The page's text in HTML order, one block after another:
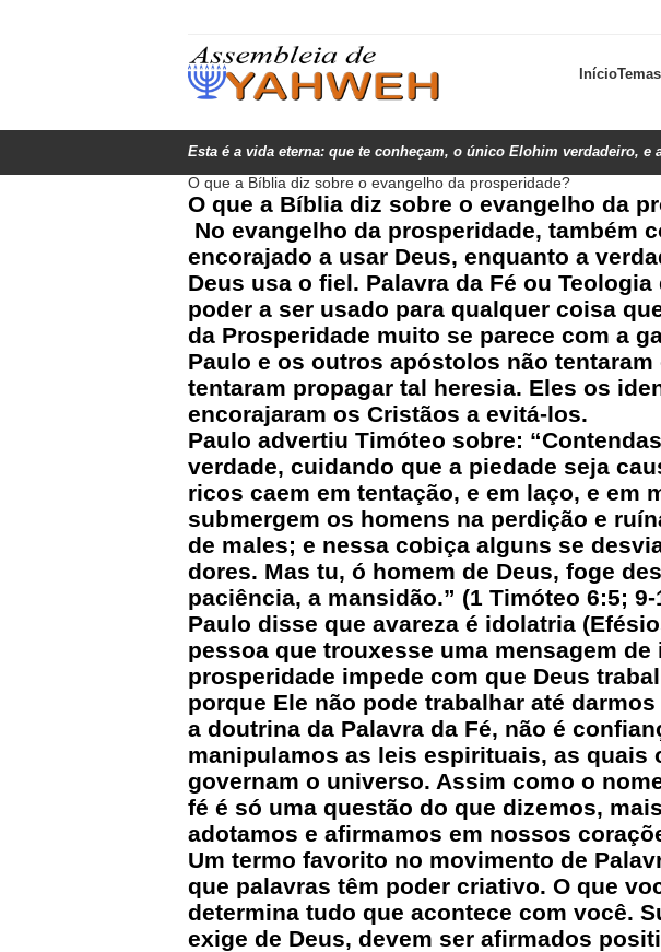
Início
Esta é a vida eterna: que te conheçam, o único Elohim verdadeiro, e
O que a Bíblia diz sobre o evangelho da prosperidade?
O que a Bíblia diz sobre o evangelho da
No evangelho da prosperidade, também
encorajado a usar Deus, enquanto a
Deus usa o fiel. Palavra da Fé ou
poder a ser usado para qualquer coisa
da Prosperidade muito se parece com a
Paulo e os outros apóstolos não
tentaram propagar tal heresia. Eles os
encorajaram os Cristãos a evitá-los.
Paulo advertiu Timóteo sobre:
verdade, cuidando que a piedade seja
ricos caem em tentação, e em laço, e
submergem os homens na perdição e
de males; e nessa cobiça alguns se
dores. Mas tu, ó homem de Deus, foge
paciência, a mansidão.” (1 Timóteo 6:5; 9-
Paulo disse que avareza é idolatria
pessoa que trouxesse uma mensagem
prosperidade impede com que Deus
porque Ele não pode trabalhar até
a doutrina da Palavra da Fé, não é
manipulamos as leis espirituais, as quais
governam o universo. Assim como o
fé é só uma questão do que dizemos,
adotamos e afirmamos em nossos
Um termo favorito no movimento de
que palavras têm poder criativo. O que
determina tudo que acontece com você.
exige de Deus, devem ser afirmados